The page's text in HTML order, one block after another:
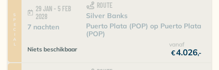
SPECIAL
29 JAN - 5 FEB
2028
7 nachten
ROUTE
Silver Banks
Puerto Plata (POP) op Puerto Plata
(POP)
vanaf
€4.026,-
Niets beschikbaar